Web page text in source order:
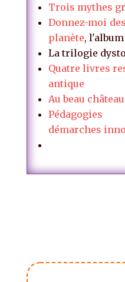
Trois mythes
Donnez-moi
planète, l'album
La trilogie
Quatre livres
antique
Au beau
démarches